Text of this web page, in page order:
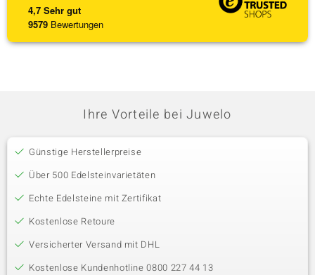
4,7 Sehr gut
9579 Bewertungen
Ihre Vorteile bei Juwelo
Günstige Herstellerpreise
Über 500 Edelsteinvarietäten
Echte Edelsteine mit Zertifikat
Kostenlose Retoure
Versicherter Versand mit DHL
Kostenlose Kundenhotline 0800 227 44 13